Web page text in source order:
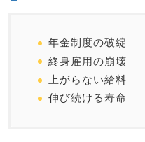
年金制度の破綻
終身雇用の崩壊
上がらない給料
伸び続ける寿命